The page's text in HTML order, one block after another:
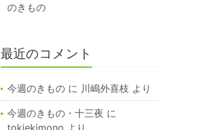
のきもの
最近のコメント
今週のきものに 川嶋外喜枝 より
今週のきもの・十三夜 に